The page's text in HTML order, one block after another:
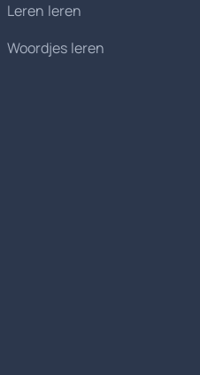
Leren leren
Woordjes leren